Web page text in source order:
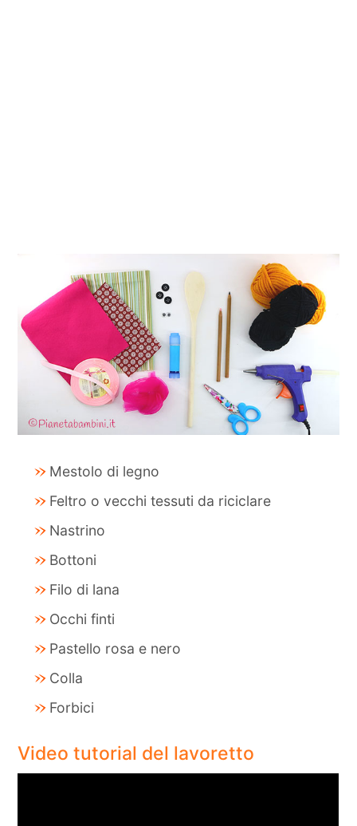
Mestolo di legno
Feltro o vecchi tessuti da riciclare
Nastrino
Bottoni
Filo di lana
Occhi finti
Pastello rosa e nero
Colla
Forbici
Video tutorial del lavoretto